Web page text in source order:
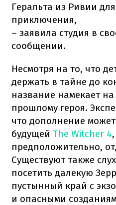
Геральта из Ривии
приключения,
– заявила студия в
сообщении.
Несмотря на то, что
держать в тайне до
название намекает
прошлому героя.
что дополнение
будущей The Witcher 4
предположительно,
Существуют также
посетить далекую
пустынный край с
и опасными